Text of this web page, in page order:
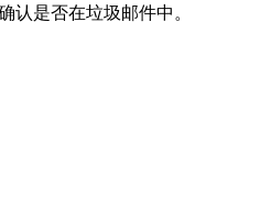
认是否在垃圾邮件中。